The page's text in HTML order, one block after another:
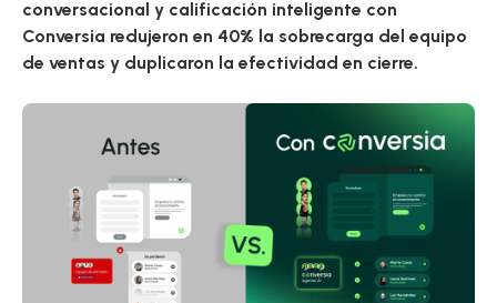
conversacional y calificación inteligente con
Conversia redujeron en 40% la sobrecarga del equipo
de ventas y duplicaron la efectividad en cierre.